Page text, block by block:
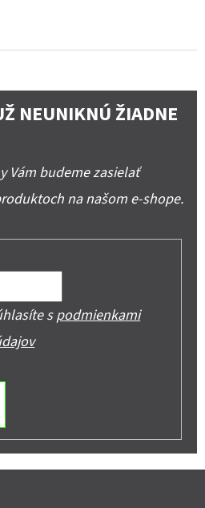
NEUNIKNÚ ŽIADNE
Vám budeme zasielať
na našom e-shope.
spodmienkami